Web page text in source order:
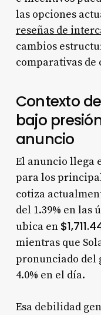
las opciones
reseñas de
cambios
comparativas de
Contexto
bajo
anuncio
El anuncio llega
para los
cotiza
del 1.39% en las
ubica en
mientras que
pronunciado del
4.0% en el día.
Esa debilidad